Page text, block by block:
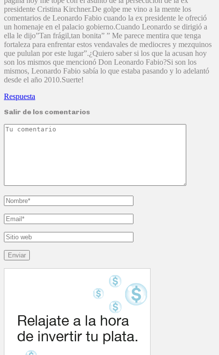
presidente Cristina Kirchner.De golpe me vino a la mente los
comentarios de Leonardo Fabio cuando la ex presidente le ofreció
un homenaje en el palacio gobierno.Cuando Leonardo se dirigió a
ella le dijo”Tan frágil,tan bonita” ” Me parece mentira que tenga
fortaleza para enfrentar estos vendavales de mediocres y mezquinos
que pululan por este lugar”.¿Quiero saber si los que la acusan hoy
son los mismos que mencionó Don Leonardo Fabio?Si son los
mismos, Leonardo Fabio sabía lo que estaba pasando y lo adelantó
desde el año 2010.Suerte!
Respuesta
Salir de los comentarios